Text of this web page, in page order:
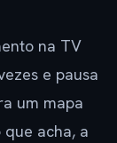
na TV
e pausa
um mapa
acha, a